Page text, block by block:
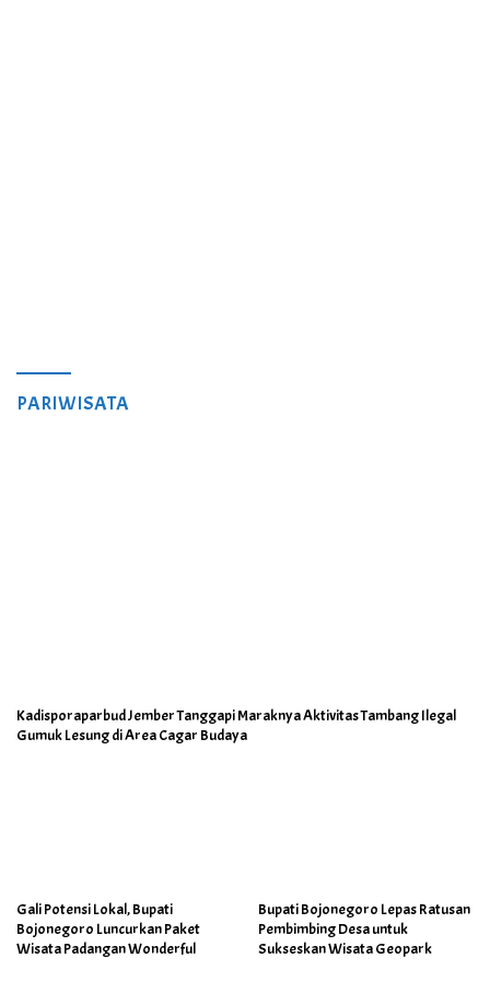
PARIWISATA
Kadisporaparbud Jember Tanggapi Maraknya Aktivitas Tambang Ilegal
Gumuk Lesung di Area Cagar Budaya
Gali Potensi Lokal, Bupati
Bojonegoro Luncurkan Paket
Wisata Padangan Wonderful
Bupati Bojonegoro Lepas Ratusan
Pembimbing Desa untuk
Sukseskan Wisata Geopark